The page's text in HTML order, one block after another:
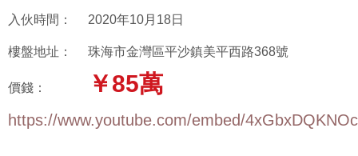
入伙時間： 2020年10月18日
樓盤地址： 珠海市金灣區平沙鎮美平西路368號
價錢： ￥85萬
https://www.youtube.com/embed/4xGbxDQKNOc